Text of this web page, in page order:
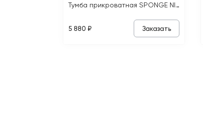
Тумба прикроватная SPONGE NIGHTSTAND
5 880 ₽ Заказать